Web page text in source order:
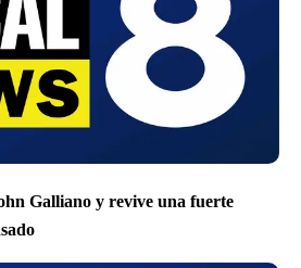
Galliano y revive una fuerte